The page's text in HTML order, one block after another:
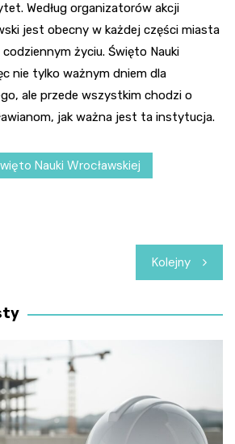
Według organizatorów akcji
jest obecny w każdej części miasta
codziennym życiu. Święto Nauki
nie tylko ważnym dniem dla
ale przede wszystkim chodzi o
jak ważna jest ta instytucja.
Nauki Wrocławskiej
Kolejny